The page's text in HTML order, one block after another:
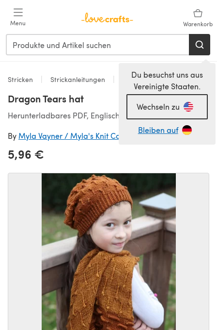
Menu Warenkorb
Du besuchst uns aus
Vereinigte Staaten.
Wechseln zu
Bleiben auf
Stricken Strickanleitungen Accessoires
Dragon Tears hat
Herunterladbares PDF, Englisch
By Myla Vayner / Myla's Knit Corner
5,96 €